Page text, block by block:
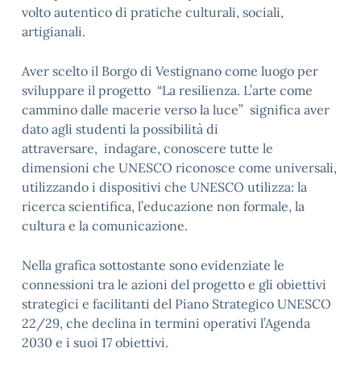
volto autentico di pratiche culturali, sociali,
artigianali.
Aver scelto il Borgo di Vestignano come luogo per
sviluppare il progetto “La resilienza. L’arte come
cammino dalle macerie verso la luce” significa aver
dato agli studenti la possibilità di
attraversare, indagare, conoscere tutte le
dimensioni che UNESCO riconosce come universali,
utilizzando i dispositivi che UNESCO utilizza: la
ricerca scientifica, l’educazione non formale, la
cultura e la comunicazione.
Nella grafica sottostante sono evidenziate le
connessioni tra le azioni del progetto e gli obiettivi
strategici e facilitanti del Piano Strategico UNESCO
22/29, che declina in termini operativi l’Agenda
2030 e i suoi 17 obiettivi.